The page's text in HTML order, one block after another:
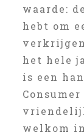
waarde:
hebt om
het hele
is een
welkom